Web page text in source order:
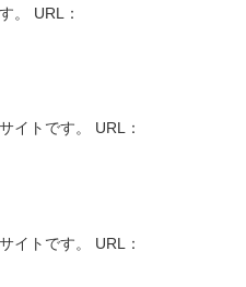
。 URL：
イトです。 URL：
イトです。 URL：